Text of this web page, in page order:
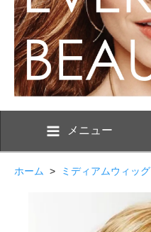
メニュー
ホーム > ミディアムウィッグ